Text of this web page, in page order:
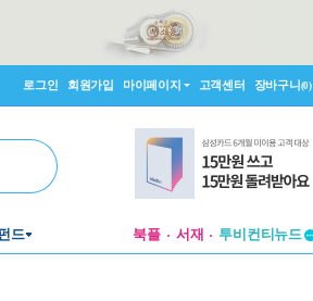
로그인 회원가입 마이페이지 고객센터 장바구니(0)
드 북플 서재
창작플랫폼